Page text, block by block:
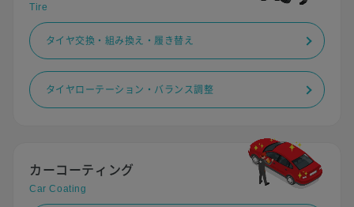
Tire
タイヤ交換・組み換え・履き替え
タイヤローテーション・バランス調整
カーコーティング
Car Coating